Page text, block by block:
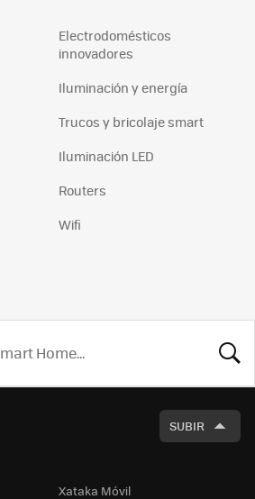
Electrodomésticos
innovadores
Iluminación y energía
Trucos y bricolaje smart
Iluminación LED
Routers
Wifi
SUBIR
Xataka Móvil